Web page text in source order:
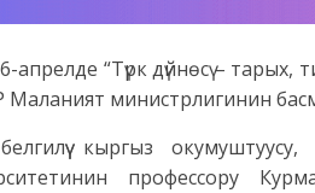
“Түрк дүйнөсү – тарых,
Маланият министрлигинин
кыргыз
профессору